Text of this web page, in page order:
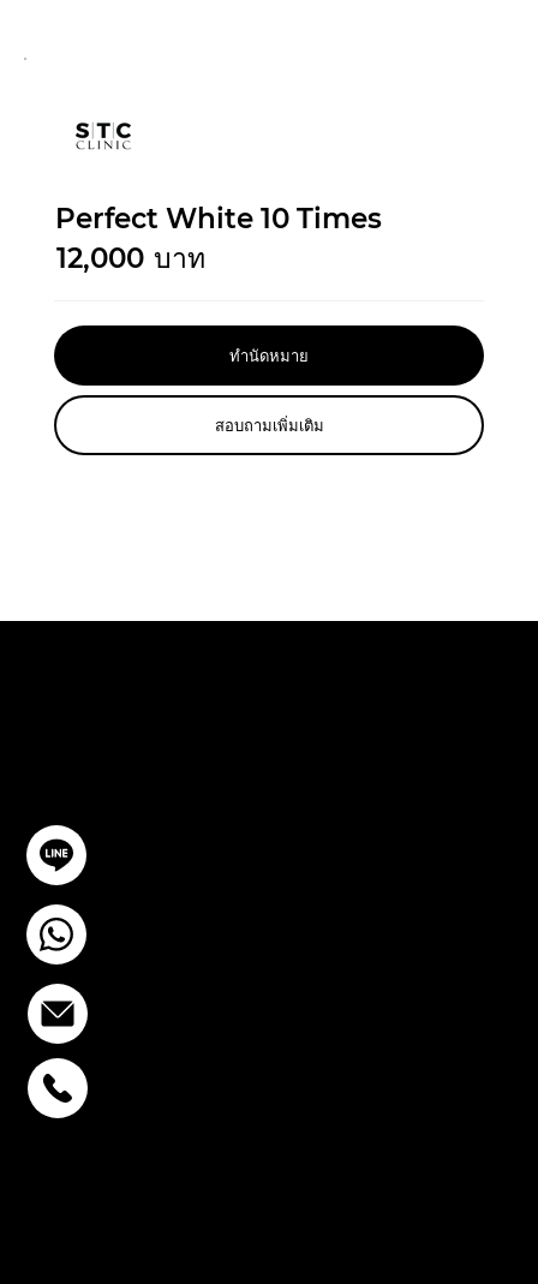
Perfect White 10 Times
12,000 บาท
ทำนัดหมาย
สอบถามเพิ่มเติม